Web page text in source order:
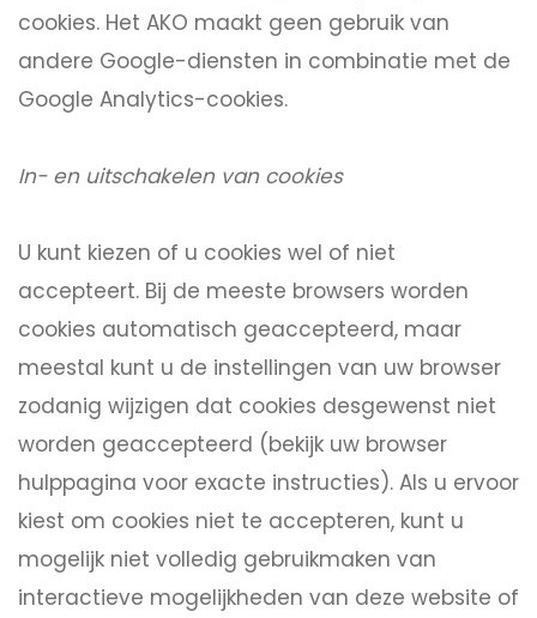
cookies. Het AKO maakt geen gebruik van
andere Google-diensten in combinatie met de
Google Analytics-cookies.
In- en uitschakelen van cookies
U kunt kiezen of u cookies wel of niet
accepteert. Bij de meeste browsers worden
cookies automatisch geaccepteerd, maar
meestal kunt u de instellingen van uw browser
zodanig wijzigen dat cookies desgewenst niet
worden geaccepteerd (bekijk uw browser
hulppagina voor exacte instructies). Als u ervoor
kiest om cookies niet te accepteren, kunt u
mogelijk niet volledig gebruikmaken van
interactieve mogelijkheden van deze website of